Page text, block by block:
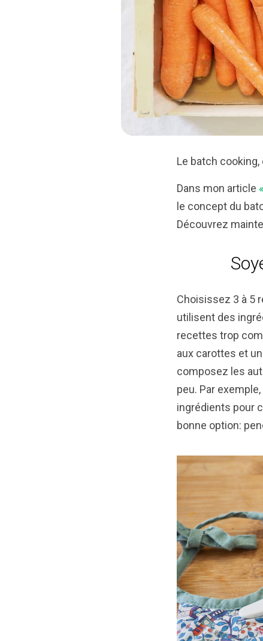
Le batch cooking,
Dans mon article
le concept du
Découvrez
Choisissez 3 à 5
utilisent des
recettes trop
aux carottes et
composez les
peu. Par
ingrédients pour
bonne option: